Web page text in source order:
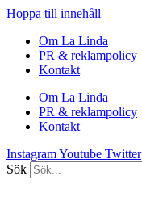
Hoppa till innehåll
Om La Linda
PR & reklampolicy
Kontakt
Om La Linda
PR & reklampolicy
Kontakt
InstagramYoutube Twitter
Sök